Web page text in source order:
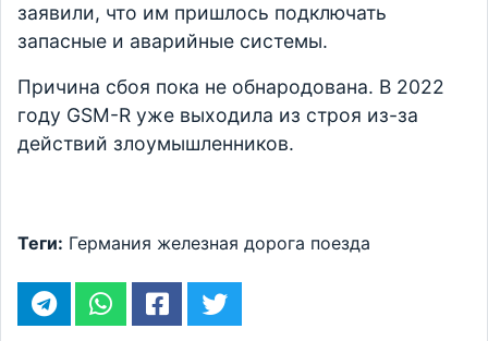
заявили, что им пришлось подключать
запасные и аварийные системы.
Причина сбоя пока не обнародована. В 2022
году GSM-R уже выходила из строя из-за
действий злоумышленников.
Теги: Германия железная дорога поезда